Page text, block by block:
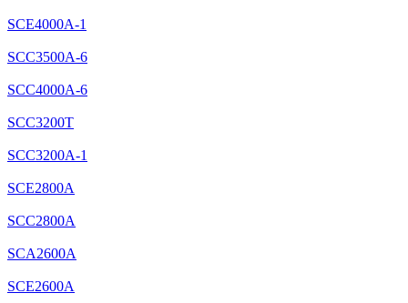
SCE4000A-1
SCC3500A-6
SCC4000A-6
SCC3200T
SCC3200A-1
SCE2800A
SCC2800A
SCA2600A
SCE2600A